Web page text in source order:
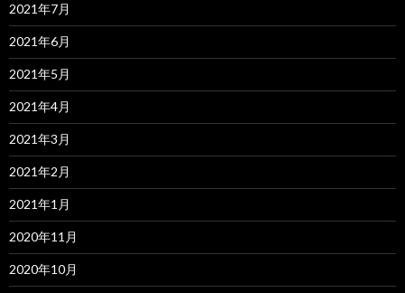
2021年7月
2021年6月
2021年5月
2021年4月
2021年3月
2021年2月
2021年1月
2020年11月
2020年10月